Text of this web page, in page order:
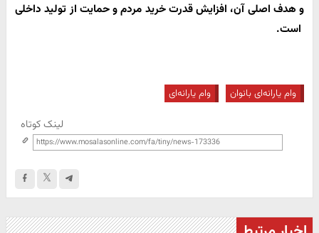
و هدف اصلی آن، افزایش قدرت خرید مردم و حمایت از تولید داخلی
است.
وام یارانه‌ای بانوان وام یارانه‌ای
لینک کوتاه